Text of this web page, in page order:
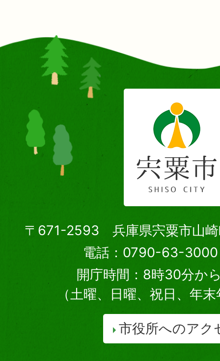
〒671-2593 兵庫県宍粟市山崎
電話：0790-63-3000
開庁時間：8時30分か
（土曜、日曜、祝日、年
市役所へのアク